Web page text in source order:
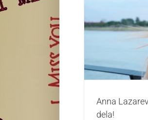
Anna
Anna
dela!